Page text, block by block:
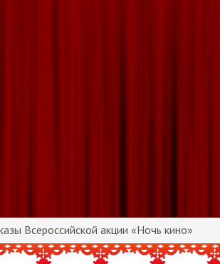
Всероссийской акции «Ночь кино»